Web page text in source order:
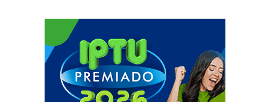
2° Aline Prudêncio
3° Ana Claudia Silva Cruz
10km Masculino